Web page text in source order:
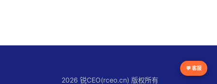
2026 锐CEO(rceo.cn) 版权所有
💬 客服